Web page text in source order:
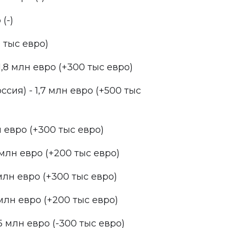
(-)
евро)
млн евро (+300 тыс евро)
- 1,7 млн евро (+500 тыс
евро (+300 тыс евро)
евро (+200 тыс евро)
евро (+300 тыс евро)
евро (+200 тыс евро)
млн евро (-300 тыс евро)